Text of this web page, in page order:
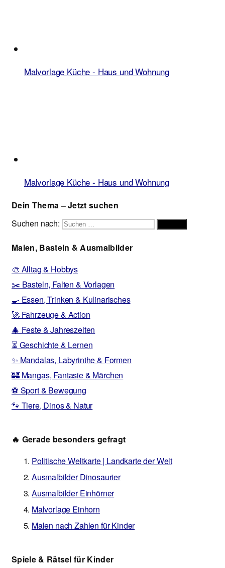
Malvorlage Küche - Haus und Wohnung
Malvorlage Küche - Haus und Wohnung
Dein Thema – Jetzt suchen
Suchen nach:
Malen, Basteln & Ausmalbilder
🎨 Alltag & Hobbys
✂️ Basteln, Falten & Vorlagen
🍳 Essen, Trinken & Kulinarisches
🚀 Fahrzeuge & Action
🎄 Feste & Jahreszeiten
⏳ Geschichte & Lernen
✨ Mandalas, Labyrinthe & Formen
🏰 Mangas, Fantasie & Märchen
⚽ Sport & Bewegung
🐾 Tiere, Dinos & Natur
🔥 Gerade besonders gefragt
Politische Weltkarte | Landkarte der Welt
Ausmalbilder Dinosaurier
Ausmalbilder Einhörner
Malvorlage Einhorn
Malen nach Zahlen für Kinder
Spiele & Rätsel für Kinder